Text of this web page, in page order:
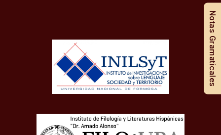
Notas Gramaticales